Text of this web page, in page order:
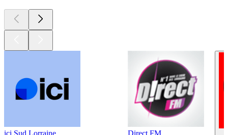
ici Sud Lorraine
Direct FM